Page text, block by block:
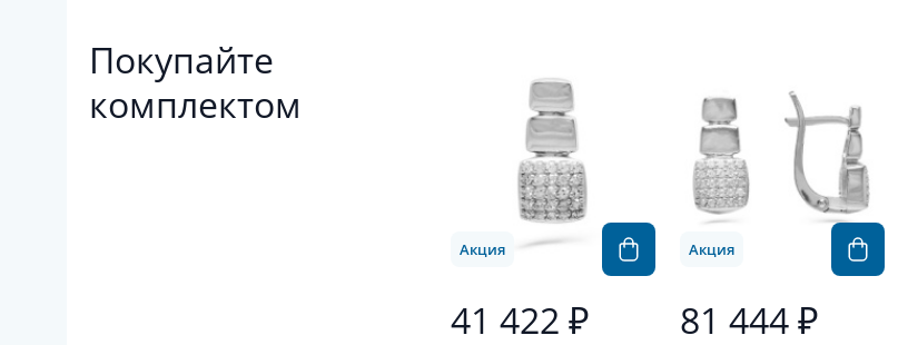
Покупайте
комплектом
41 422 ₽
Акция
81 444 ₽
Акция